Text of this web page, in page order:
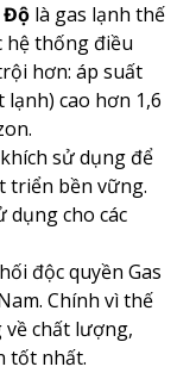
Độ là gas lạnh thế
hệ thống điều
hơn: áp suất
cao hơn 1,6
sử dụng để
triển bền vững.
dụng cho các
độc quyền Gas
Chính vì thế
chất lượng,
tốt nhất.